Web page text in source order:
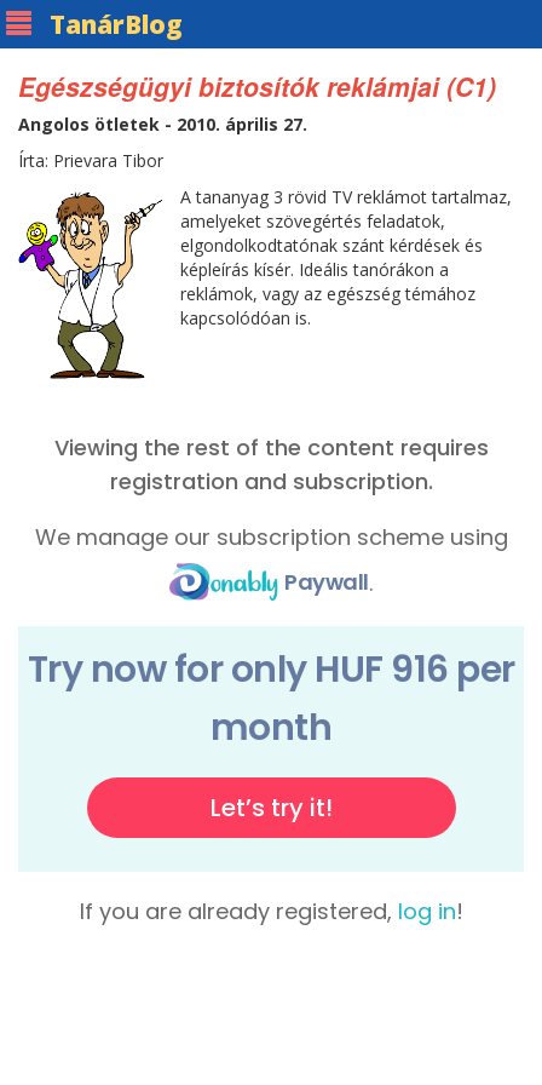
TanárBlog
Egészségügyi biztosítók reklámjai (C1)
Angolos ötletek - 2010. április 27.
Írta: Prievara Tibor
A tananyag 3 rövid TV reklámot tartalmaz,
amelyeket szövegértés feladatok,
elgondolkodtatónak szánt kérdések és
képleírás kísér. Ideális tanórákon a
reklámok, vagy az egészség témához
kapcsolódóan is.